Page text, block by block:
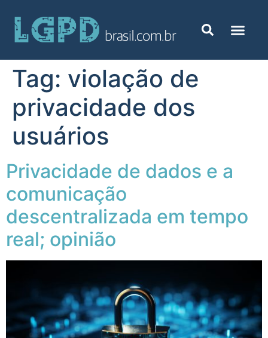
Tag: violação de
privacidade dos
usuários
Privacidade de dados e a
comunicação
descentralizada em tempo
real; opinião